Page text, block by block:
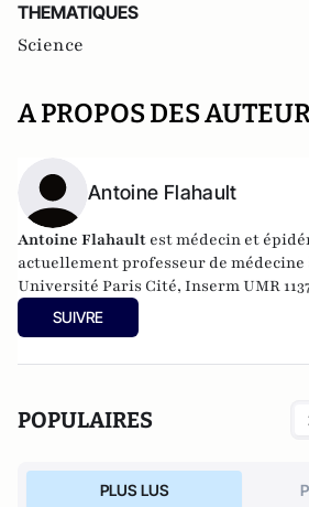
THEMATIQUES
Science
A PROPOS DES
Antoine Flahault
Antoine Flahault est médecin et
actuellement professeur de médecine
Université Paris Cité, Inserm UMR
SUIVRE
POPULAIRES
PLUS LUS